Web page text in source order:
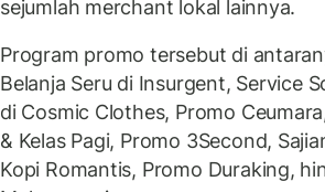
sejumlah merchant lokal lainnya.
Program promo tersebut di
Belanja Seru di Insurgent, Service
di Cosmic Clothes, Promo
& Kelas Pagi, Promo 3Second,
Kopi Romantis, Promo Duraking,